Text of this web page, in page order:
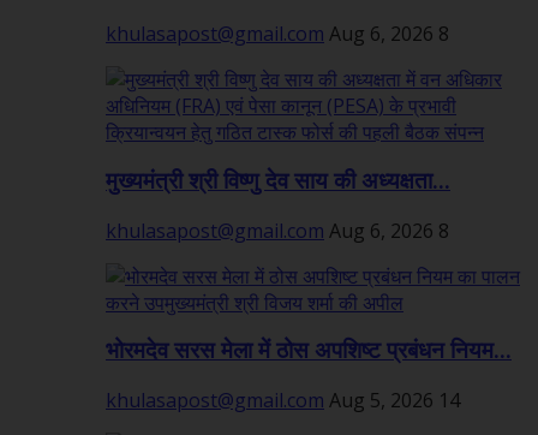
khulasapost@gmail.com Aug 6, 2026 8
मुख्यमंत्री श्री विष्णु देव साय की अध्यक्षता...
khulasapost@gmail.com Aug 6, 2026 8
भोरमदेव सरस मेला में ठोस अपशिष्ट प्रबंधन नियम...
khulasapost@gmail.com Aug 5, 2026 14